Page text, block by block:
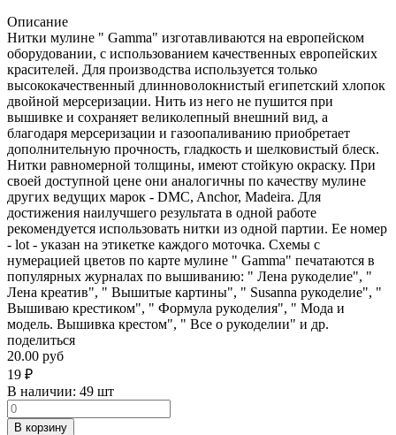
Описание
Нитки мулине " Gamma" изготавливаются на европейском
оборудовании, с использованием качественных европейских
красителей. Для производства используется только
высококачественный длинноволокнистый египетский хлопок
двойной мерсеризации. Нить из него не пушится при
вышивке и сохраняет великолепный внешний вид, а
благодаря мерсеризации и газоопаливанию приобретает
дополнительную прочность, гладкость и шелковистый блеск.
Нитки равномерной толщины, имеют стойкую окраску. При
своей доступной цене они аналогичны по качеству мулине
других ведущих марок - DMC, Anchor, Madeira. Для
достижения наилучшего результата в одной работе
рекомендуется использовать нитки из одной партии. Ее номер
- lot - указан на этикетке каждого моточка. Схемы с
нумерацией цветов по карте мулине " Gamma" печатаются в
популярных журналах по вышиванию: " Лена рукоделие", "
Лена креатив", " Вышитые картины", " Susanna рукоделие", "
Вышиваю крестиком", " Формула рукоделия", " Мода и
модель. Вышивка крестом", " Все о рукоделии" и др.
поделиться
20.00 руб
19 ₽
В наличии: 49 шт
В корзину